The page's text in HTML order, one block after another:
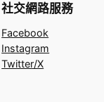
社交網路服務
Facebook
Instagram
Twitter/X